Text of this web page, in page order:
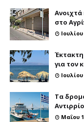
στο
Έκτακτη
για τον
Τα
Μαΐου